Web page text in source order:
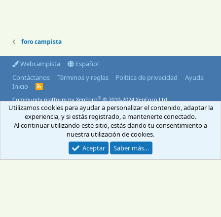
foro campista
Webcampista
Español
Contáctanos
Términos y reglas Política de privacidad
Ayuda
Inicio
R
S
Community platform by XenForo® © 2010-2024 XenForo Ltd.
© 2004-2026 Webcampista.com
Envíanos un email
Política de privacidad
Menú profesionales
Utilizamos cookies para ayudar a personalizar el contenido, adaptar la
experiencia, y si estás registrado, a mantenerte conectado.
Al continuar utilizando este sitio, estás dando tu consentimiento a
nuestra utilización de cookies.
Aceptar
Saber más…